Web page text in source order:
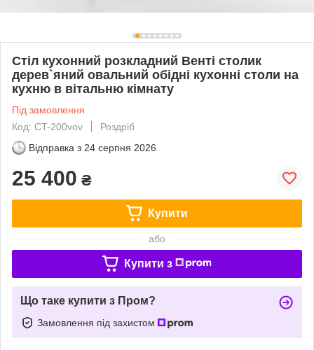
Стіл кухонний розкладний Венті столик
дерев`яний овальний обідні кухонні столи на
кухню в вітальню кімнату
Під замовлення
Код: CT-200vov
Роздріб
Відправка з 24 серпня 2026
25 400 ₴
Купити
або
Купити з
Що таке купити з Пром?
Замовлення під захистом